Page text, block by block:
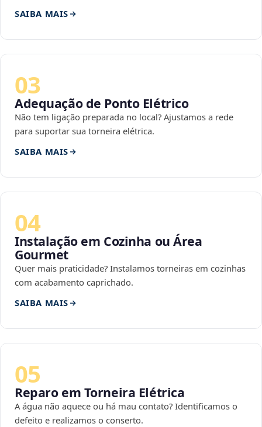
SAIBA MAIS
03
Adequação de Ponto Elétrico
Não tem ligação preparada no local? Ajustamos a rede
para suportar sua torneira elétrica.
SAIBA MAIS
04
Instalação em Cozinha ou Área
Gourmet
Quer mais praticidade? Instalamos torneiras em cozinhas
com acabamento caprichado.
SAIBA MAIS
05
Reparo em Torneira Elétrica
A água não aquece ou há mau contato? Identificamos o
defeito e realizamos o conserto.